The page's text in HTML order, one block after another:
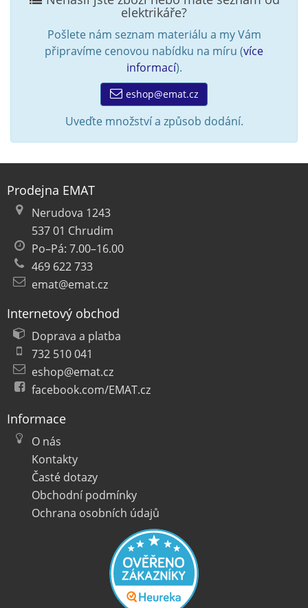
elektrikáře?
Pošlete nám seznam materiálu a my Vám
připravíme cenovou nabídku na míru (více
informací).
eshop@emat.cz
Uveďte množství a způsob dodání.
Prodejna EMAT
Nerudova 1243
537 01 Chrudim
Po–Pá: 7.00–16.00
469 622 733
emat@emat.cz
Internetový obchod
Doprava a platba
732 510 041
eshop@emat.cz
facebook.com/EMAT.cz
Informace
O nás
Kontakty
Časté dotazy
Obchodní podmínky
Ochrana osobních údajů